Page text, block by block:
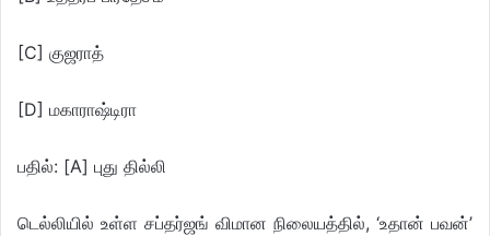
[C] குஜராத்
[D] மகாராஷ்டிரா
பதில்: [A] புது தில்லி
டெல்லியில் உள்ள சப்தர்ஜங் விமான நிலையத்தில், ‘உதான் பவன்’